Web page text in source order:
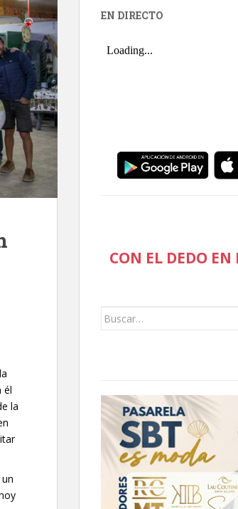
él
la
EN DIRECTO
CON EL DEDO EN
Buscar: